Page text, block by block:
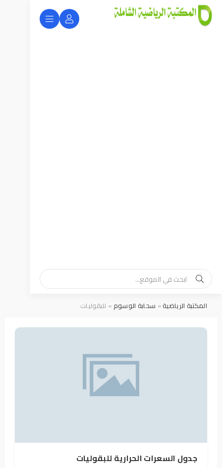
المكتبة الرياضية» سحابة الوسوم » للبقوليات
جدول السعرات الحرارية للبقوليات